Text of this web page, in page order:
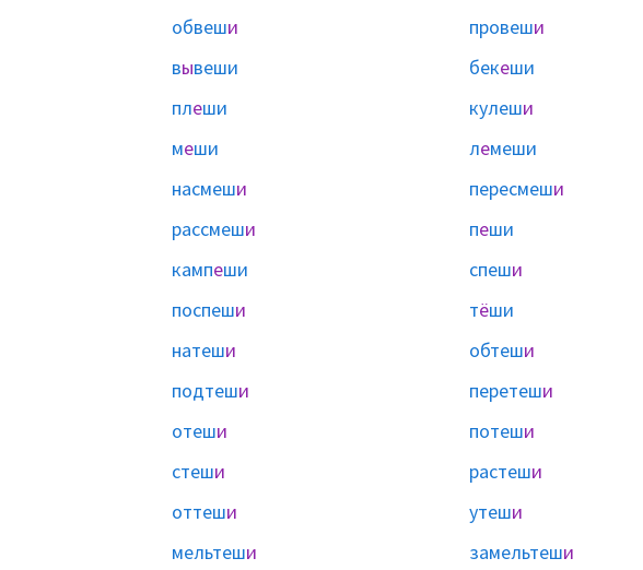
обвеши провеши
вывеши бекеши
плеши кулеши
меши лемеши
насмеши пересмеши
рассмеши пеши
кампеши спеши
поспеши тёши
натеши обтеши
подтеши перетеши
отеши потеши
стеши растеши
оттеши утеши
мельтеши замельтеши